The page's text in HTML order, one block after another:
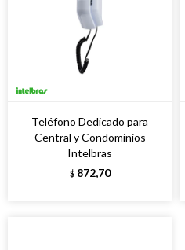
Teléfono Dedicado para
Central y Condominios
Intelbras
$ 872,70